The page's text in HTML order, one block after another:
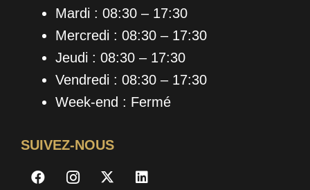
Mardi : 08:30 – 17:30
Mercredi : 08:30 – 17:30
Jeudi : 08:30 – 17:30
Vendredi : 08:30 – 17:30
Week-end : Fermé
SUIVEZ-NOUS